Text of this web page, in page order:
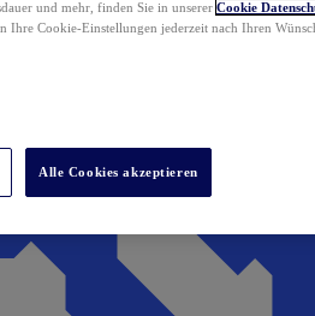
und mehr, finden Sie in unserer Cookie
Ihre Cookie-Einstellungen jederzeit nach Ihren
Alle Cookies akzeptieren